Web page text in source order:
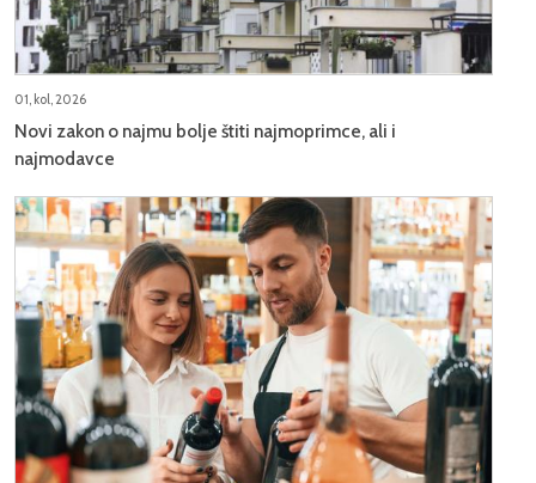
01, kol, 2026
Novi zakon o najmu bolje štiti najmoprimce, ali i
najmodavce